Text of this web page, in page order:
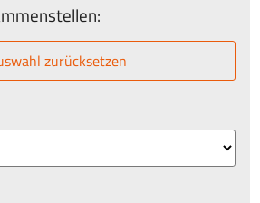
zurücksetzen